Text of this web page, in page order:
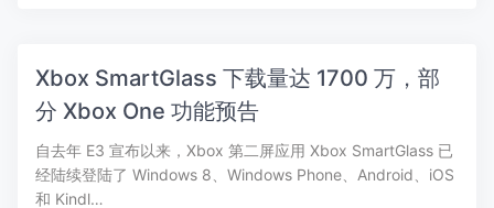
Xbox SmartGlass 下载量达 1700 万，部
分 Xbox One 功能预告
自去年 E3 宣布以来，Xbox 第二屏应用 Xbox SmartGlass 已
经陆续登陆了 Windows 8、Windows Phone、Android、iOS
和 Kindl…